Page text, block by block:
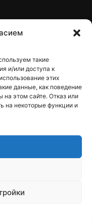
такие
и/или доступа к
этих
данные, как поведение
на этом сайте. Отказ или
на некоторые функции и